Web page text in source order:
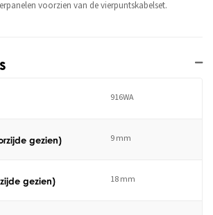
voorzien van de vierpuntskabelset.
916WA
gezien) 9 mm
gezien) 18 mm